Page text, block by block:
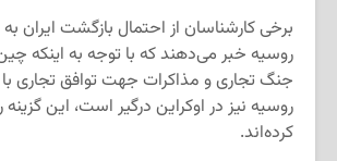
برخی کارشناسان از احتمال بازگشت ایران
روسیه خبر می‌دهند که با توجه به اینکه
جنگ تجاری و مذاکرات جهت توافق تجاری
روسیه نیز در اوکراین درگیر است، این گزینه
کرده‌اند.